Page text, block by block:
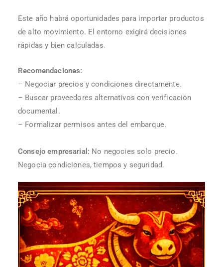
Este año habrá oportunidades para importar productos
de alto movimiento. El entorno exigirá decisiones
rápidas y bien calculadas.
Recomendaciones:
– Negociar precios y condiciones directamente.
– Buscar proveedores alternativos con verificación
documental.
– Formalizar permisos antes del embarque.
Consejo empresarial: No negocies solo precio.
Negocia condiciones, tiempos y seguridad.